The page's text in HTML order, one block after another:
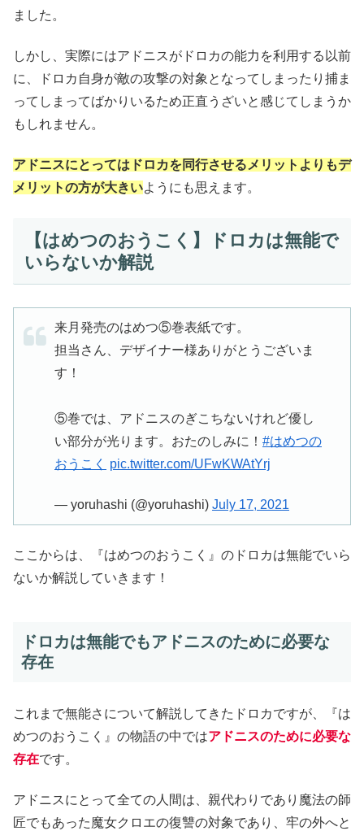
ました。
しかし、実際にはアドニスがドロカの能力を利用する以前
に、ドロカ自身が敵の攻撃の対象となってしまったり捕ま
ってしまってばかりいるため正直うざいと感じてしまうか
もしれません。
アドニスにとってはドロカを同行させるメリットよりもデ
メリットの方が大きいようにも思えます。
【はめつのおうこく】ドロカは無能で
いらないか解説
来月発売のはめつ⑤巻表紙です。
担当さん、デザイナー様ありがとうございま
す！
⑤巻では、アドニスのぎこちないけれど優し
い部分が光ります。おたのしみに！ #はめつの
おうこく
pic.twitter.com/UFwKWAtYrj
— yoruhashi (@yoruhashi) July 17, 2021
ここからは、『はめつのおうこく』のドロカは無能でいら
ないか解説していきます！
ドロカは無能でもアドニスのために必要な
存在
これまで無能さについて解説してきたドロカですが、『は
めつのおうこく』の物語の中ではアドニスのために必要な
存在です。
アドニスにとって全ての人間は、親代わりであり魔法の師
匠でもあった魔女クロエの復讐の対象であり、牢の外へと